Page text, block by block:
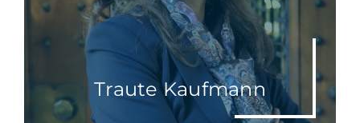
Traute Kaufmann